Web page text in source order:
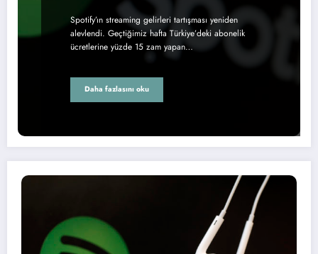
Spotify’ın streaming gelirleri tartışması yeniden
alevlendi. Geçtiğimiz hafta Türkiye’deki abonelik
ücretlerine yüzde 15 zam yapan…
Daha fazlasını oku